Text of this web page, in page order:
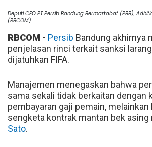
Deputi CEO PT Persib Bandung Bermartabat (PBB),
(RBCOM)
RBCOM - Persib Bandung akhirnya
penjelasan rinci terkait sanksi
dijatuhkan FIFA.
Manajemen menegaskan bahwa
sama sekali tidak berkaitan dengan
pembayaran gaji pemain, melainkan
sengketa kontrak mantan bek asing
Sato.